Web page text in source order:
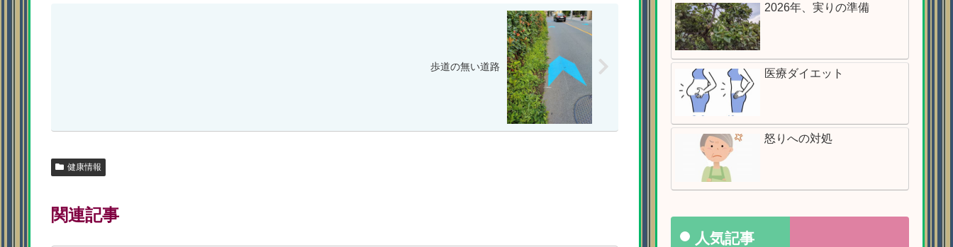
歩道の無い道路
健康情報
関連記事
2026年、実りの準備
医療ダイエット
怒りへの対処
人気記事